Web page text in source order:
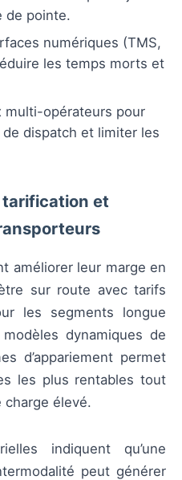
de pointe.
numériques (TMS,
les temps morts et
multi-opérateurs pour
dispatch et limiter les
et
améliorer leur marge en
sur route avec tarifs
les segments longue
dynamiques de
d’appariement permet
les plus rentables tout
charge élevé.
indiquent qu’une
peut générer